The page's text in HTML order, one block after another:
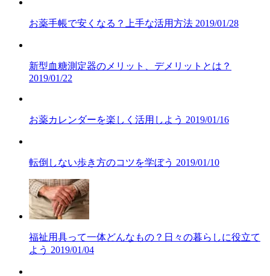
お薬手帳で安くなる？上手な活用方法 2019/01/28
新型血糖測定器のメリット、デメリットとは？
2019/01/22
お薬カレンダーを楽しく活用しよう 2019/01/16
転倒しない歩き方のコツを学ぼう 2019/01/10
福祉用具って一体どんなもの？日々の暮らしに役立て
よう 2019/01/04